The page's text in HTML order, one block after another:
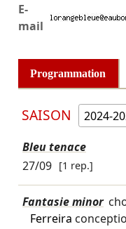
E-
mail
Programmation
SAISON
Bleu tenace
27/09 [1 rep.]
Fantasie minor
Ferreira